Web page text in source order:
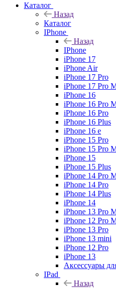
Каталог
Назад
Каталог
IPhone
Назад
IPhone
iPhone 17
iPhone Air
iPhone 17 Pro
iPhone 17 Pro
iPhone 16
iPhone 16 Pro
iPhone 16 Pro
iPhone 16 Plus
iPhone 16 e
iPhone 15 Pro
iPhone 15 Pro
iPhone 15
iPhone 15 Plus
iPhone 14 Pro
iPhone 14 Pro
iPhone 14 Plus
iPhone 14
iPhone 13 Pro
iPhone 12 Pro
iPhone 13 Pro
iPhone 13 mini
iPhone 12 Pro
iPhone 13
Аксессуары
IPad
Назад